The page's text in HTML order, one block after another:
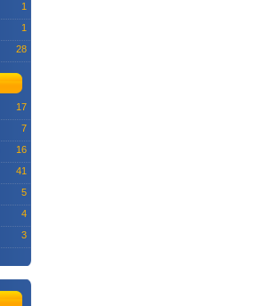
1
1
28
17
7
16
41
5
4
3